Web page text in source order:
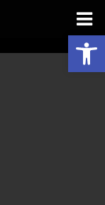
פתח סרגל נגישות